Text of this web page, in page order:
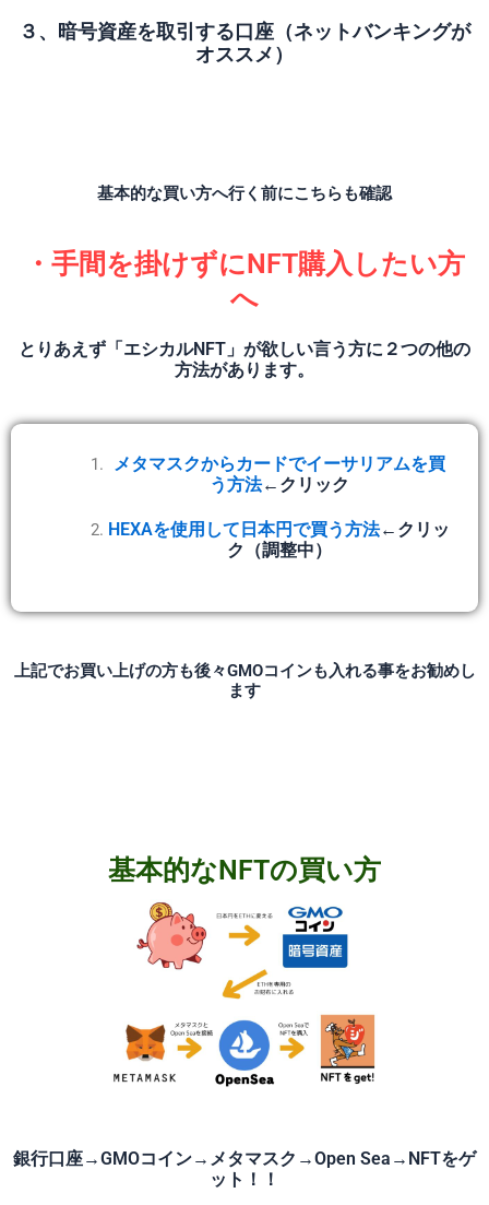
３、暗号資産を取引する口座（ネットバンキングが
オススメ）
基本的な買い方へ行く前にこちらも確認
・手間を掛けずにNFT購入したい方
へ
とりあえず「エシカルNFT」が欲しい言う方に２つの他の
方法があります。
メタマスクからカードでイーサリアムを買
う方法←クリック
HEXAを使用して日本円で買う方法←クリッ
ク（調整中）
上記でお買い上げの方も後々GMOコインも入れる事をお勧めし
ます
基本的なNFTの買い方
銀行口座→GMOコイン→メタマスク→Open Sea→NFTをゲ
ット！！